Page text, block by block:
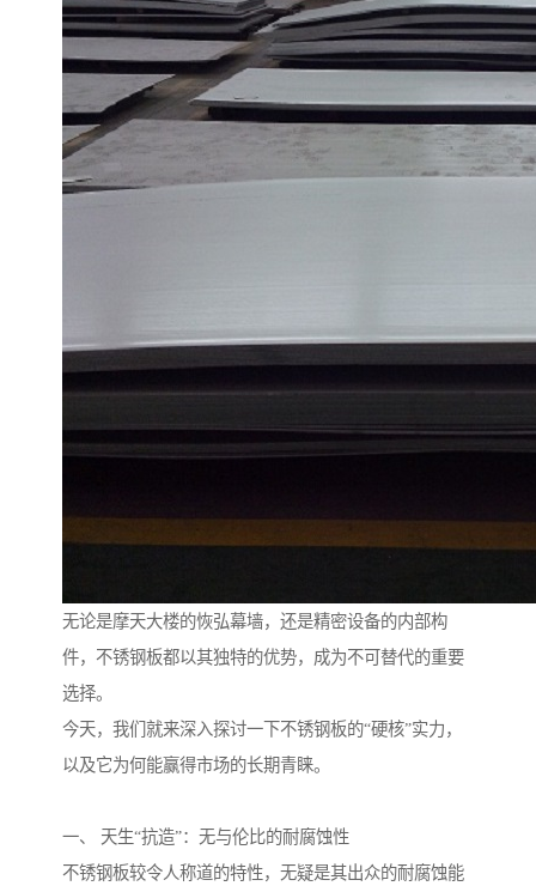
无论是摩天大楼的恢弘幕墙，还是精密设备的内部构
件，不锈钢板都以其独特的优势，成为不可替代的重要
选择。
今天，我们就来深入探讨一下不锈钢板的“硬核”实力，
以及它为何能赢得市场的长期青睐。
一、 天生“抗造”：无与伦比的耐腐蚀性
不锈钢板较令人称道的特性，无疑是其出众的耐腐蚀能